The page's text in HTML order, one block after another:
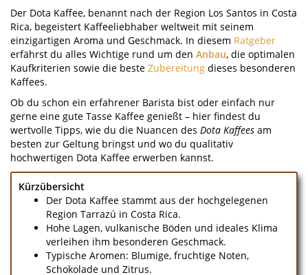
Der Dota Kaffee, benannt nach der Region Los Santos in Costa
Rica, begeistert Kaffeeliebhaber weltweit mit seinem
einzigartigen Aroma und Geschmack. In diesem Ratgeber
erfährst du alles Wichtige rund um den Anbau, die optimalen
Kaufkriterien sowie die beste Zubereitung dieses besonderen
Kaffees.
Ob du schon ein erfahrener Barista bist oder einfach nur
gerne eine gute Tasse Kaffee genießt – hier findest du
wertvolle Tipps, wie du die Nuancen des Dota Kaffees am
besten zur Geltung bringst und wo du qualitativ
hochwertigen Dota Kaffee erwerben kannst.
Kürzübersicht
Der Dota Kaffee stammt aus der hochgelegenen
Region Tarrazú in Costa Rica.
Hohe Lagen, vulkanische Böden und ideales Klima
verleihen ihm besonderen Geschmack.
Typische Aromen: Blumige, fruchtige Noten,
Schokolade und Zitrus.